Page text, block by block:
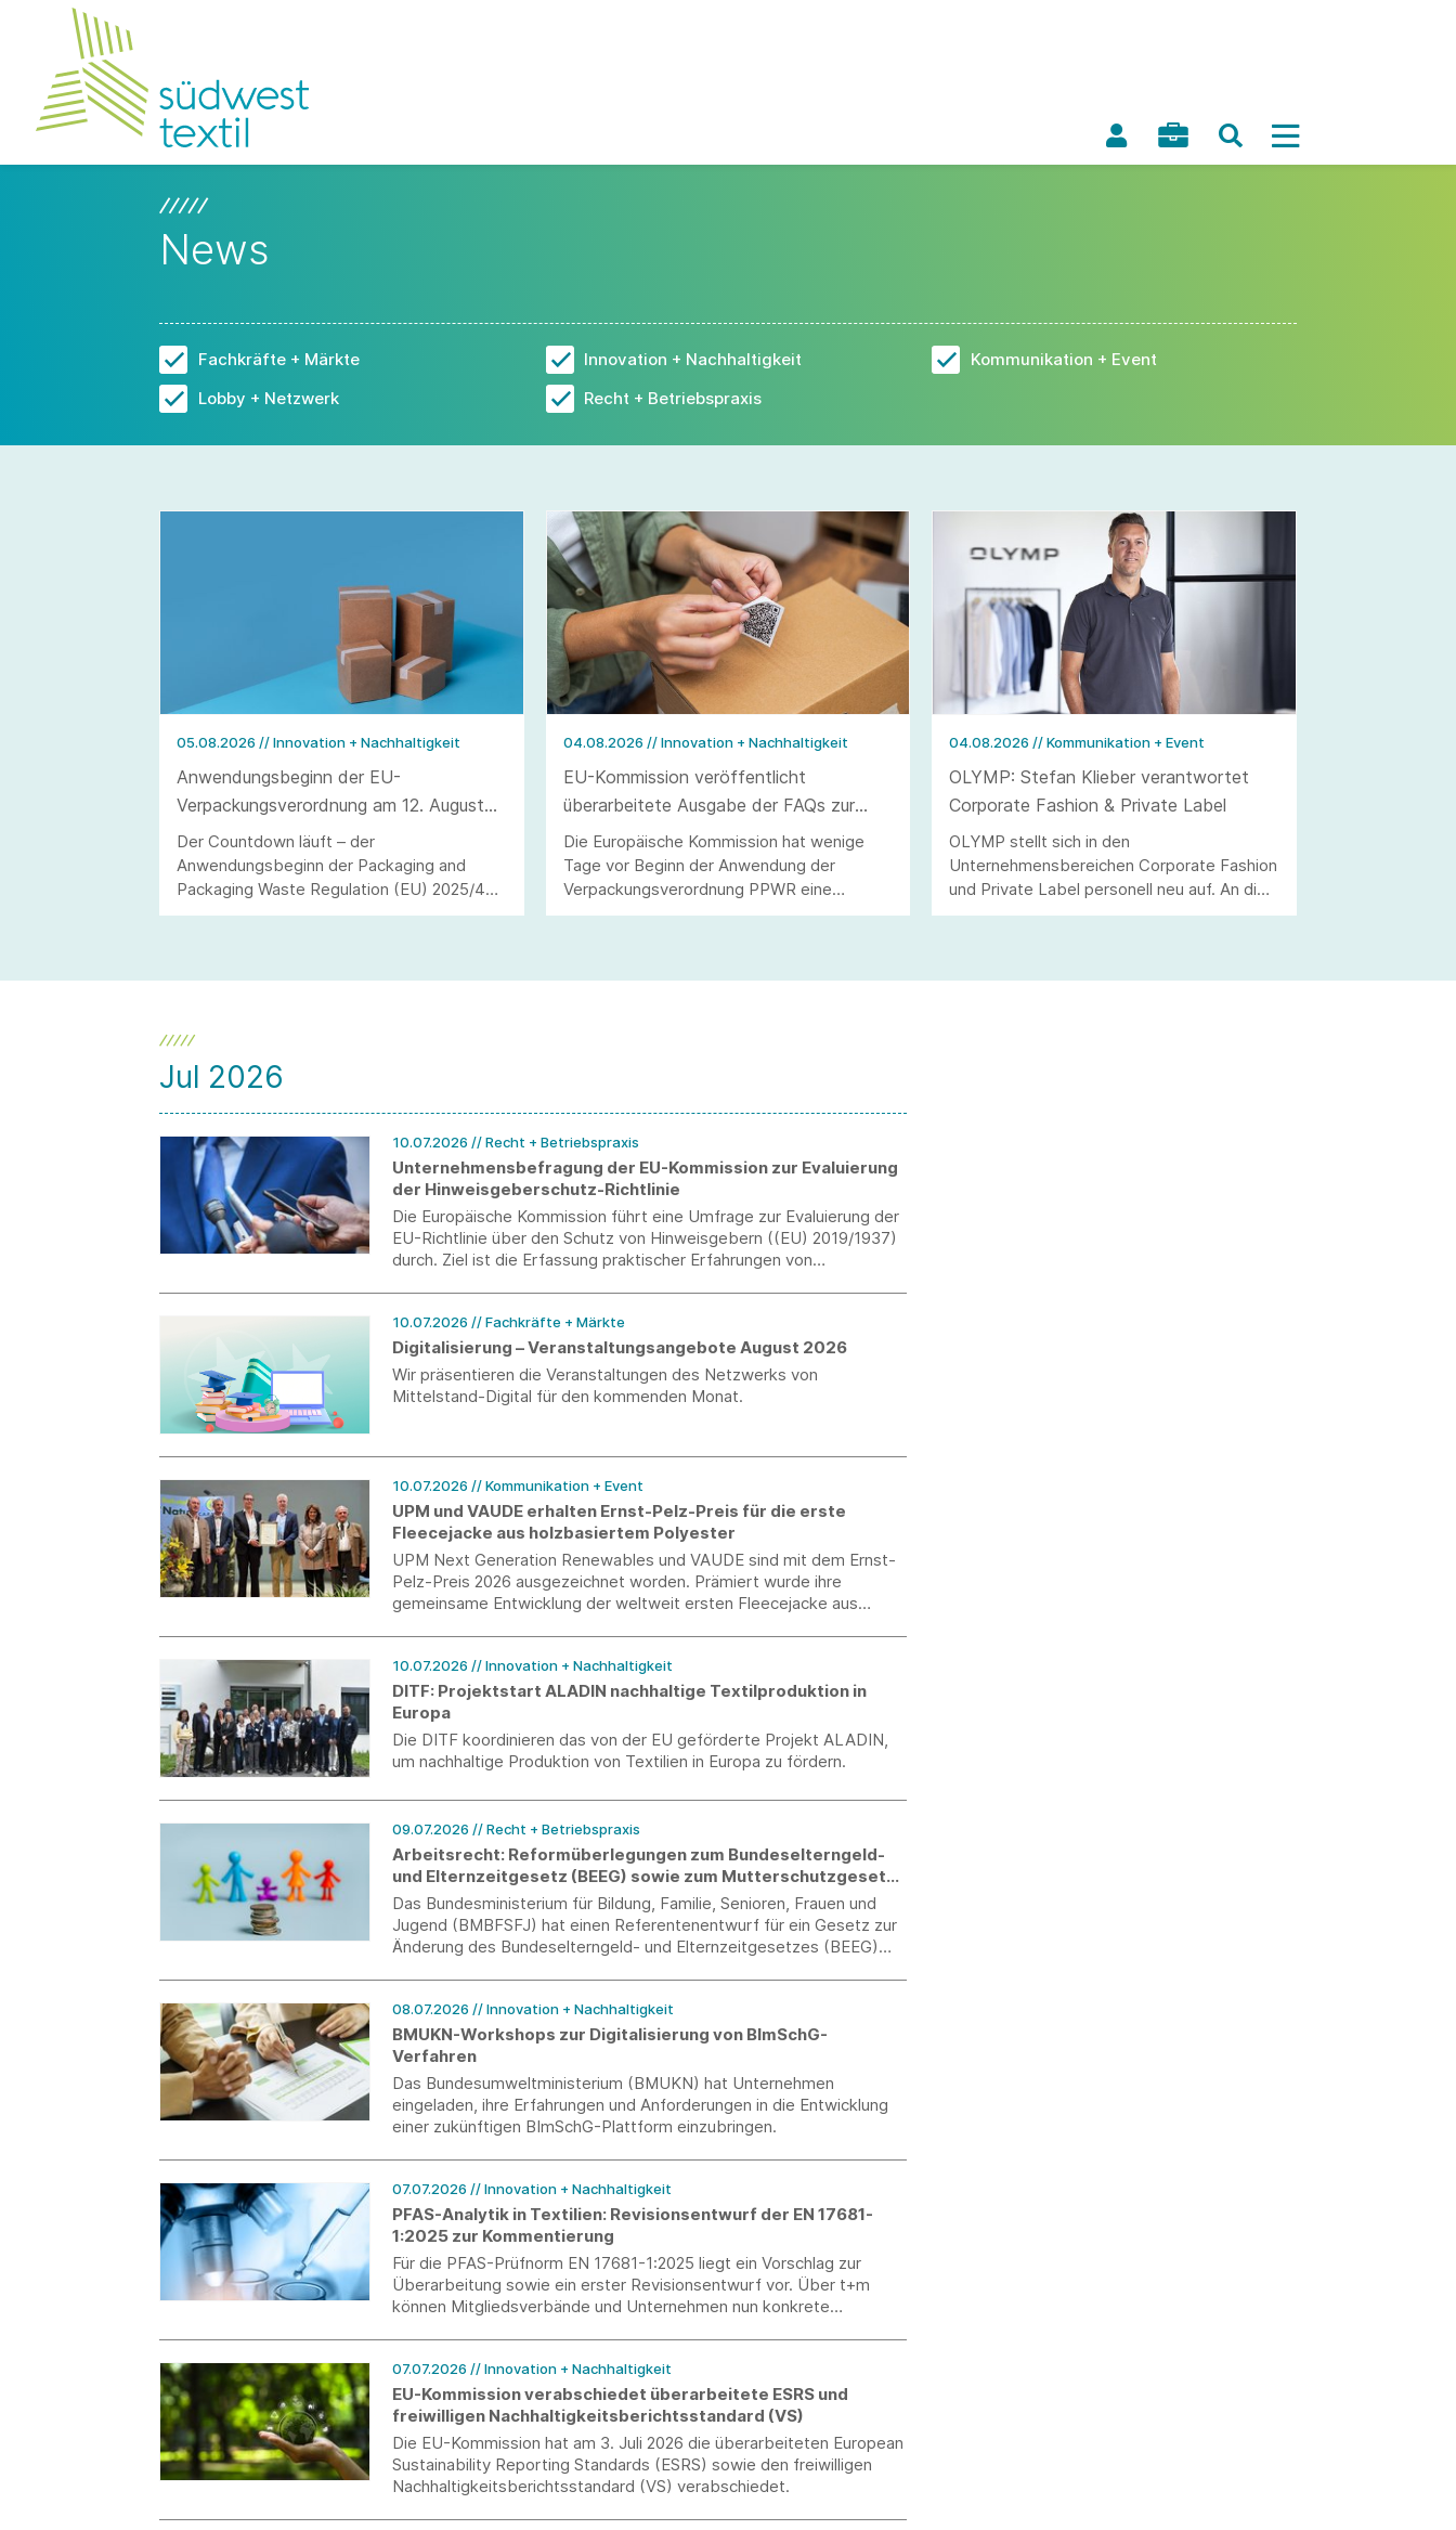
News
Fachkräfte + Märkte Innovation + Nachhaltigkeit
Kommunikation + Event
Lobby + Netzwerk
Recht + Betriebspraxis
05.08.2026 // Innovation + Nachhaltigkeit
Anwendungsbeginn der EU-
Verpackungsverordnung am 12. August
2026
Der Countdown läuft – der
Anwendungsbeginn der Packaging and
Packaging Waste Regulation (EU) 2025/40
(kurz: PPWR) steht in den Startlöchern.
04.08.2026 // Innovation + Nachhaltigkeit
EU-Kommission veröffentlicht
überarbeitete Ausgabe der FAQs zur
Verpackungsverordnung PPWR
Die Europäische Kommission hat wenige
Tage vor Beginn der Anwendung der
Verpackungsverordnung PPWR eine
überarbeitete Ausgabe ihrer FAQs
04.08.2026// Kommunikation + Event
OLYMP: Stefan Klieber verantwortet
Corporate Fashion & Private Label
OLYMP stellt sich in den
Unternehmensbereichen Corporate Fashion
und Private Label personell neu auf. An die
Stelle von Andreas Telahr rückt der
und Private Label bei der Modemarke
Jul 2026
10.07.2026 // Recht + Betriebspraxis
Unternehmensbefragung der EU-Kommission zur Evaluierung
der Hinweisgeberschutz-Richtlinie
Die Europäische Kommission führt eine Umfrage zur Evaluierung der
EU-Richtlinie über den Schutz von Hinweisgebern ((EU) 2019/1937)
durch. Ziel ist die Erfassung praktischer Erfahrungen von
10.07.2026 // Fachkräfte + Märkte
Digitalisierung – Veranstaltungsangebote August 2026
Wir präsentieren die Veranstaltungen des Netzwerks von
Mittelstand-Digital für den kommenden Monat.
10.07.2026 // Kommunikation + Event
UPM und VAUDE erhalten Ernst-Pelz-Preis für die erste
Fleecejacke aus holzbasiertem Polyester
UPM Next Generation Renewables und VAUDE sind mit dem Ernst-
Pelz-Preis 2026 ausgezeichnet worden. Prämiert wurde ihre
gemeinsame Entwicklung der weltweit ersten Fleecejacke aus
Wirtschaftsminister Hubert Aiwanger überreicht.
10.07.2026 // Innovation + Nachhaltigkeit
DITF: Projektstart ALADIN nachhaltige Textilproduktion in
Europa
Die DITF koordinieren das von der EU geförderte Projekt ALADIN,
um nachhaltige Produktion von Textilien in Europa zu fördern.
09.07.2026 // Recht + Betriebspraxis
Arbeitsrecht: Reformüberlegungen zum Bundeselterngeld-
und Elternzeitgesetz (BEEG) sowie zum Mutterschutzgesetz
(MuSchG)
Das Bundesministerium für Bildung, Familie, Senioren, Frauen und
Jugend (BMBFSFJ) hat einen Referentenentwurf für ein Gesetz zur
Änderung des Bundeselterngeld- und Elternzeitgesetzes (BEEG)
08.07.2026 // Innovation + Nachhaltigkeit
BMUKN-Workshops zur Digitalisierung von BImSchG-
Verfahren
Das Bundesumweltministerium (BMUKN) hat Unternehmen
eingeladen, ihre Erfahrungen und Anforderungen in die Entwicklung
einer zukünftigen BImSchG-Plattform einzubringen.
07.07.2026 // Innovation + Nachhaltigkeit
PFAS-Analytik in Textilien: Revisionsentwurf der EN 17681-
1:2025 zur Kommentierung
Für die PFAS-Prüfnorm EN 17681-1:2025 liegt ein Vorschlag zur
Überarbeitung sowie ein erster Revisionsentwurf vor. Über t+m
können Mitgliedsverbände und Unternehmen nun konkrete
07.07.2026 // Innovation + Nachhaltigkeit
EU-Kommission verabschiedet überarbeitete ESRS und
freiwilligen Nachhaltigkeitsberichtsstandard (VS)
Die EU-Kommission hat am 3. Juli 2026 die überarbeiteten European
Sustainability Reporting Standards (ESRS) sowie den freiwilligen
Nachhaltigkeitsberichtsstandard (VS) verabschiedet.